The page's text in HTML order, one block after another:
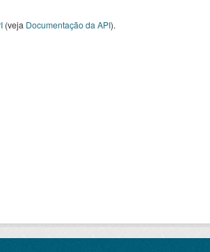
(veja Documentação da API).